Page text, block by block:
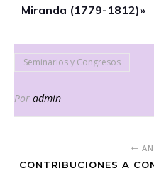
Miranda (1779-1812)»
Seminarios y Congresos
Por admin
CONTRIBUCIONES A